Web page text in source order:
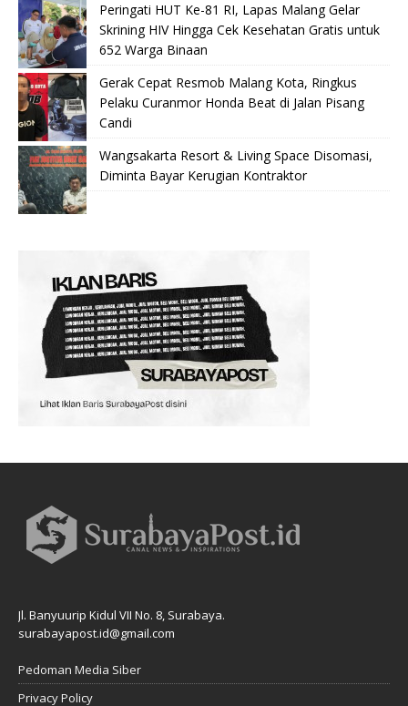
Peringati HUT Ke-81 RI, Lapas Malang Gelar
Skrining HIV Hingga Cek Kesehatan Gratis untuk
652 Warga Binaan
Gerak Cepat Resmob Malang Kota, Ringkus
Pelaku Curanmor Honda Beat di Jalan Pisang
Candi
Wangsakarta Resort & Living Space Disomasi,
Diminta Bayar Kerugian Kontraktor
Jl. Banyuurip Kidul VII No. 8, Surabaya.
surabayapost.id@gmail.com
Pedoman Media Siber
Privacy Policy